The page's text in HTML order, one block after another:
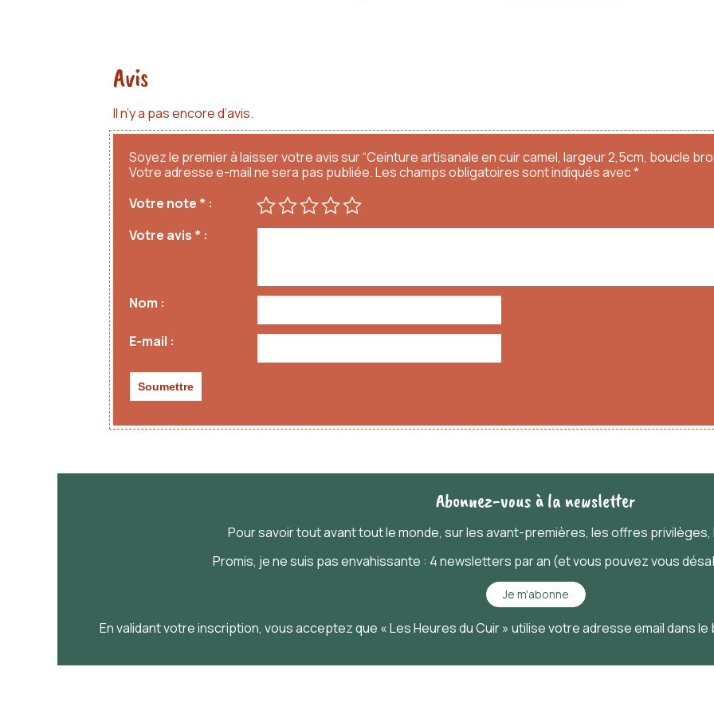
Avis
Il n’y a pas encore d’avis.
Soyez le premier à laisser votre avis sur “Ceinture artisanale en cuir camel, largeur 2,5cm, boucle
Votre adresse e-mail ne sera pas publiée.Les champs obligatoires sont indiqués avec*
Votre note *
Votre avis *
Nom
E-mail
Abonnez-vous à la newsletter
Pour savoirtoutavanttoutle monde, sur les avant-premières, les offres privilèges,
Promis, je ne suis pas envahissante : 4 newsletters par an (et vous pouvez vous
Je m'abonne
En validant votre inscription, vous acceptez que « Les Heures du Cuir » utilise votre adresse email dans